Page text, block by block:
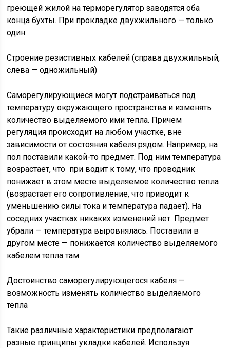
греющей жилой на терморегулятор заводятся оба
конца бухты. При прокладке двухжильного — только
один.
Строение резистивных кабелей (справа двухжильный,
слева — одножильный)
Саморегулирующиеся могут подстраиваться под
температуру окружающего пространства и изменять
количество выделяемого ими тепла. Причем
регуляция происходит на любом участке, вне
зависимости от состояния кабеля рядом. Например, на
пол поставили какой-то предмет. Под ним температура
возрастает, что при водит к тому, что проводник
понижает в этом месте выделяемое количество тепла
(возрастает его сопротивление, что приводит к
уменьшению силы тока и температура падает). На
соседних участках никаких изменений нет. Предмет
убрали — температура выровнялась. Поставили в
другом месте — понижается количество выделяемого
кабелем тепла там.
Достоинство саморегулирующегося кабеля —
возможность изменять количество выделяемого
тепла
Такие различные характеристики предполагают
разные принципы укладки кабелей. Используя